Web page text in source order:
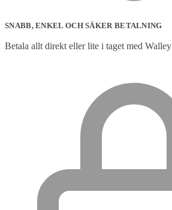
SNABB, ENKEL OCH SÄKER BETALNING
Betala allt direkt eller lite i taget med Walley